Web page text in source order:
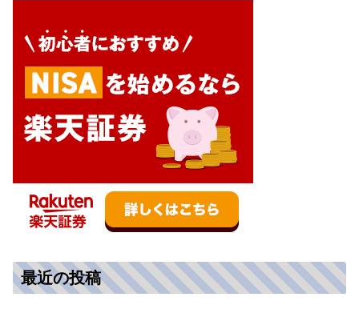
最近の投稿